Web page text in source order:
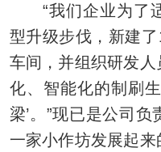
“我们企业为了适
型升级步伐，新建
车间，并组织研发
化、智能化的制刷
梁’。”现已是公司
一家小作坊发展起